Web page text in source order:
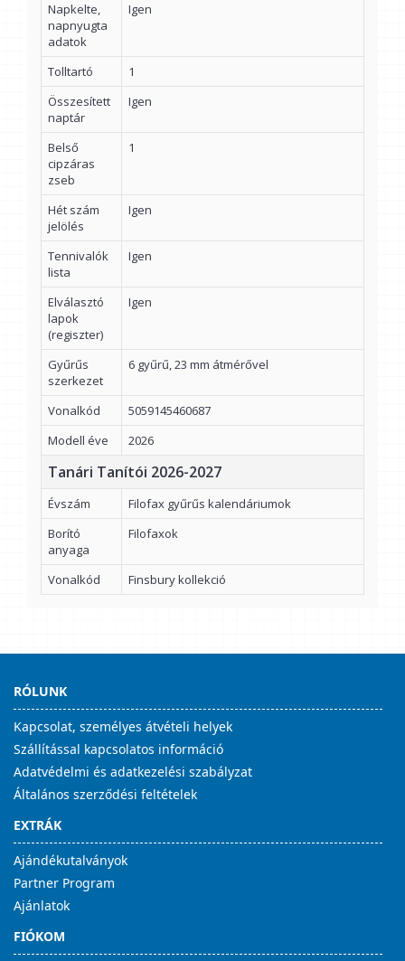
Napkelte,
napnyugta
adatok
Igen
Tolltartó
1
Összesített
naptár
Igen
Belső
cipzáras
zseb
1
Hét szám
jelölés
Igen
Tennivalók
lista
Igen
Elválasztó
lapok
(regiszter)
Igen
Gyűrűs
szerkezet
6 gyűrű, 23 mm átmérővel
Vonalkód
5059145460687
Modell éve
2026
Tanári Tanítói 2026-2027
Évszám
Filofax gyűrűs kalendáriumok
Borító
anyaga
Filofaxok
Vonalkód Finsbury kollekció
RÓLUNK
Kapcsolat, személyes átvételi helyek
Szállítással kapcsolatos információ
Adatvédelmi és adatkezelési szabályzat
Általános szerződési feltételek
EXTRÁK
Ajándékutalványok
Partner Program
Ajánlatok
FIÓKOM